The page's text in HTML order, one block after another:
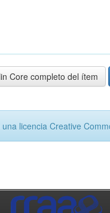
Core completo del ítem
licencia Creative